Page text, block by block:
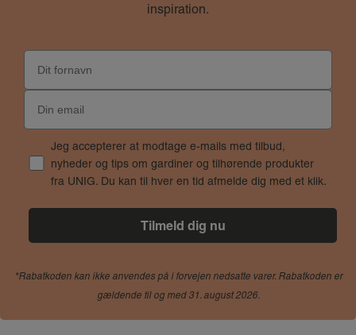
inspiration.
Jeg accepterer at modtage e-mails med tilbud,
nyheder og tips om gardiner og tilhørende produkter
fra UNIG. Du kan til hver en tid afmelde dig med et klik.
*Rabatkoden kan ikke anvendes på i forvejen nedsatte varer. Rabatkoden er
gældende til og med 31. august 2026.